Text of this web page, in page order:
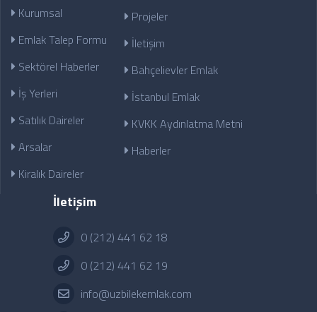
Kurumsal
Emlak Talep Formu
Sektörel Haberler
İş Yerleri
Satılık Daireler
Arsalar
Kiralık Daireler
Projeler
İletişim
Bahçelievler Emlak
İstanbul Emlak
KVKK Aydınlatma Metni
Haberler
İletişim
0 (212) 441 62 18
0 (212) 441 62 19
info@uzbilekemlak.com